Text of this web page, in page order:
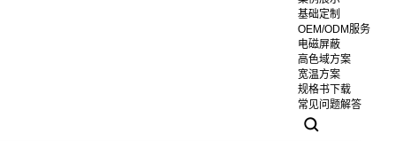
基础定制
OEM/ODM服务
电磁屏蔽
高色域方案
宽温方案
规格书下载
常见问题解答